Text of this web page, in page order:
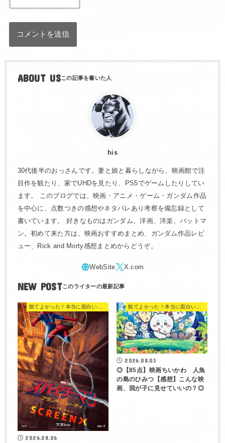
ABOUT US
his
30代後半のおっさんです。妻と娘と暮らしながら、映画館で注
目作を観たり、家でUHDを見たり、PS5でゲームしたりしてい
ます。 このブログでは、映画・アニメ・ゲーム・ガンダム作品
を中心に、点数つきの感想やネタバレあり考察を備忘録として
書いています。 好きなものはガンダム、洋画、洋楽、バットマ
ン。初めて来た方は、映画おすすめまとめ、ガンダム作品レビ
ュー、Rick and Morty感想まとめからどうぞ。
NEW POST
観てよかった！本当に面白い映画 560選
2026.08.06
観てよかった！本当に面白い映画 560選
2026.08.03
◎【85点】映画ちいかわ 人魚
の島のひみつ【感想】こんな映
画、我が子に見せていいの？◎